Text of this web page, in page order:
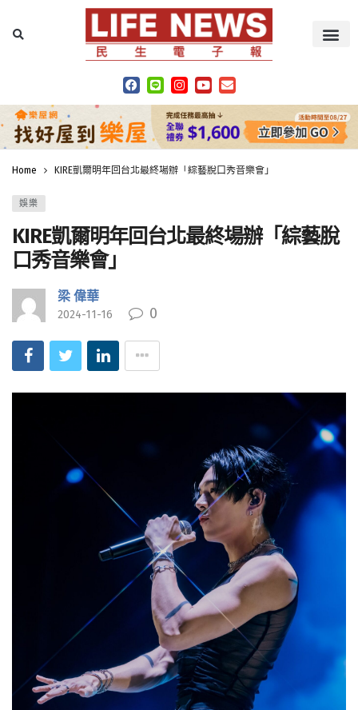
Home KIRE凱爾明年回台北最終場辦「綜藝脫口秀音樂會」
娛樂
KIRE凱爾明年回台北最終場辦「綜藝脫
口秀音樂會」
梁 偉華
2024-11-16 0